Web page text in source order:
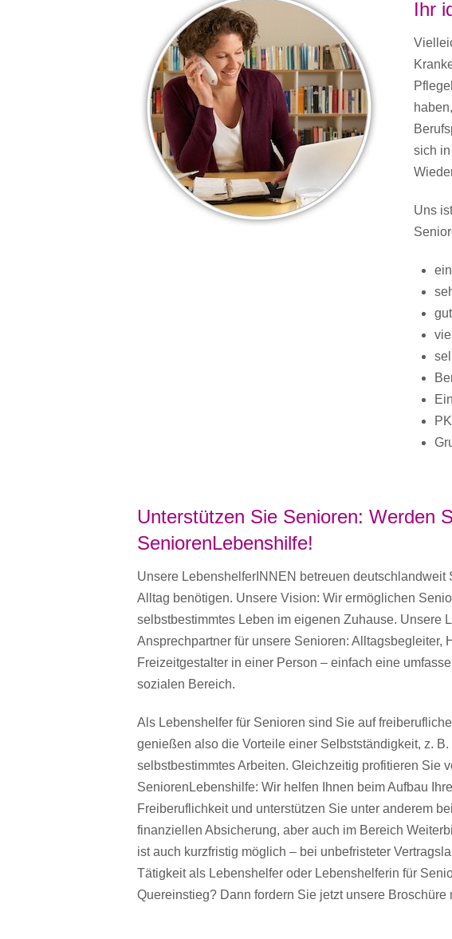
Ihr
sich
Uns
Unterstützen Sie Senioren: Werden
SeniorenLebenshilfe!
Unsere LebenshelferINNEN betreuen deutschlandweit
Alltag benötigen. Unsere Vision: Wir ermöglichen
selbstbestimmtes Leben im eigenen Zuhause. Unsere
Ansprechpartner für unsere Senioren: Alltagsbegleiter,
Freizeitgestalter in einer Person – einfach eine
sozialen Bereich.
Als Lebenshelfer für Senioren sind Sie auf
genießen also die Vorteile einer Selbstständigkeit, z.
selbstbestimmtes Arbeiten. Gleichzeitig profitieren Sie
SeniorenLebenshilfe: Wir helfen Ihnen beim Aufbau
Freiberuflichkeit und unterstützen Sie unter anderem
finanziellen Absicherung, aber auch im Bereich
ist auch kurzfristig möglich – bei unbefristeter
Tätigkeit als Lebenshelfer oder Lebenshelferin für
Quereinstieg? Dann fordern Sie jetzt unsere Broschüre